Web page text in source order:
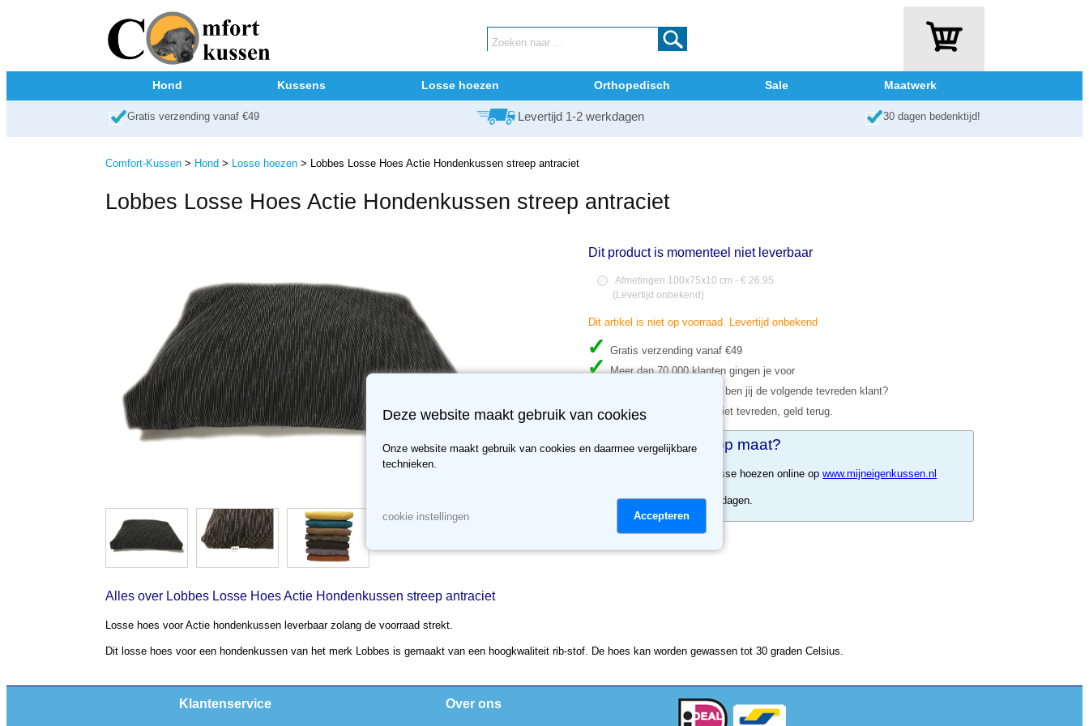
Hond Kussens Losse hoezen Orthopedisch Sale Maatwerk
Gratis verzending vanaf €49 Levertijd 1-2 werkdagen 30 dagen bedenktijd!
Comfort-Kussen> Hond > Losse hoezen> Lobbes Losse Hoes Actie Hondenkussen streep antraciet
Lobbes Losse Hoes Actie Hondenkussen streep antraciet
Dit product is momenteel niet leverbaar
Afmetingen 100x75x10 cm - € 26.95
(Levertijd onbekend)
Dit artikel is niet op voorraad. Levertijd onbekend
Gratis verzending vanaf €49
Meer dan 70.000 klanten gingen je voor
Meer dan 3500 reviews, ben jij de volgende tevreden klant?
30 dagen retour recht, niet tevreden, geld terug.
Losse hoes op maat?
Bestel maatwerk losse hoezen online opwww.mijneigenkussen.nl
Levertijd ca. 5 werkdagen.
Alles over Lobbes Losse Hoes Actie Hondenkussen streep antraciet
Losse hoes voor Actie hondenkussen leverbaar zolang de voorraad strekt.
Dit losse hoes voor een hondenkussen van het merk Lobbes is gemaakt van een hoogkwaliteit rib-stof. De hoes kan worden gewassen tot 30 graden Celsius.
Klantenservice Over ons
Deze website maakt gebruik van cookies
Onze website maakt gebruik van cookies en daarmee vergelijkbare
technieken.
cookie instellingen Accepteren